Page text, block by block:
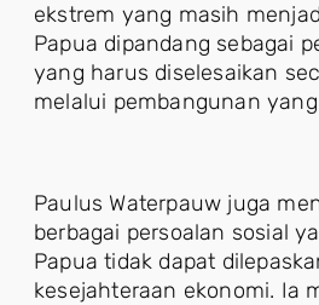
ekstrem yang masih
Papua dipandang sebagai
yang harus diselesaikan
melalui pembangunan
Paulus Waterpauw juga
berbagai persoalan sosial
Papua tidak dapat
kesejahteraan ekonomi. Ia